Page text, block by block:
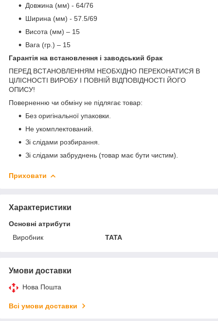
Довжина (мм) - 64/76
Ширина (мм) - 57.5/69
Висота (мм) – 15
Вага (гр.) – 15
Гарантія на встановлення і заводський брак
ПЕРЕД ВСТАНОВЛЕННЯМ НЕОБХІДНО ПЕРЕКОНАТИСЯ В
ЦІЛІСНОСТІ ВИРОБУ І ПОВНІЙ ВІДПОВІДНОСТІ ЙОГО
ОПИСУ!
Поверненню чи обміну не підлягає товар:
Без оригінальної упаковки.
Не укомплектований.
Зі слідами розбирання.
Зі слідами забруднень (товар має бути чистим).
Приховати
Характеристики
Основні атрибути
Виробник
TATA
Умови доставки
Нова Пошта
Всі умови доставки